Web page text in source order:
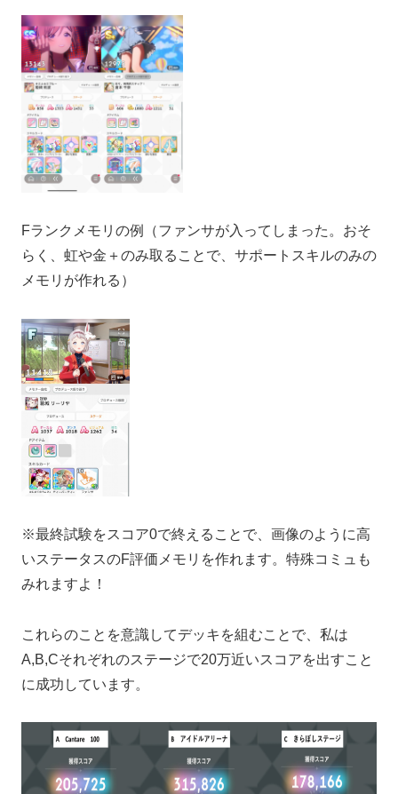
Fランクメモリの例（ファンサが入ってしまった。おそ
らく、虹や金＋のみ取ることで、サポートスキルのみの
メモリが作れる）
※最終試験をスコア0で終えることで、画像のように高
いステータスのF評価メモリを作れます。特殊コミュも
みれますよ！
これらのことを意識してデッキを組むことで、私は
A,B,Cそれぞれのステージで20万近いスコアを出すこと
に成功しています。